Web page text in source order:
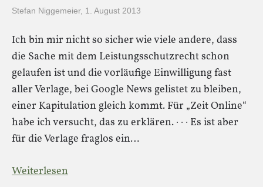
Stefan Niggemeier, 1. August 2013
Ich bin mir nicht so sicher wie viele andere, dass
die Sache mit dem Leistungsschutzrecht schon
gelaufen ist und die vorläufige Einwilligung fast
aller Verlage, bei Google News gelistet zu bleiben,
einer Kapitulation gleich kommt. Für „Zeit Online“
habe ich versucht, das zu erklären. · · · Es ist aber
für die Verlage fraglos ein…
Weiterlesen